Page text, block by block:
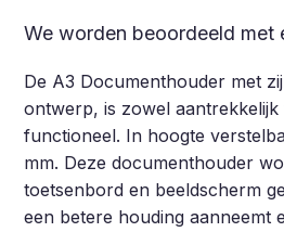
We worden beoordeeld met
De A3 Documenthouder met
ontwerp, is zowel aantrekkelijk
functioneel. In hoogte
mm. Deze documenthouder
toetsenbord en beeldscherm
een betere houding aanneemt